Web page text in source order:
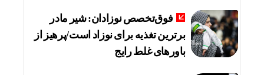
فوق‌تخصص نوزادان: شیر مادر
برترین تغذیه برای نوزاد است/پرهیز از
باورهای غلط رایج